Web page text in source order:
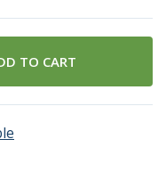
TO CART